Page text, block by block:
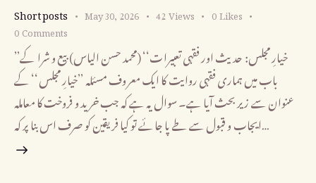
Short posts May 30, 2026 42Views 0Likes
0Comments
’’خیارِ مجلس: حدیث اور فقہی تعبیرات‘‘ (محمد حسن الیاس) بیع و شرا کے
باب میں ہماری فقہی روایت کا ایک معروف مسئلہ ’’خیارِ مجلس‘‘ کے
عنوان سے زیر بحث آیا ہے۔ سوال یہ ہے کہ جب خرید و فروخت کا معاملہ
ایجاب و قبول سے طے پا جائے تو کیا فریقین کو صرف اس بنا پر کہ…